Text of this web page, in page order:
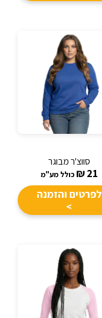
סווצ'ר מבוגר
21
₪ כולל מע"מ
לפרטים והזמנה
>